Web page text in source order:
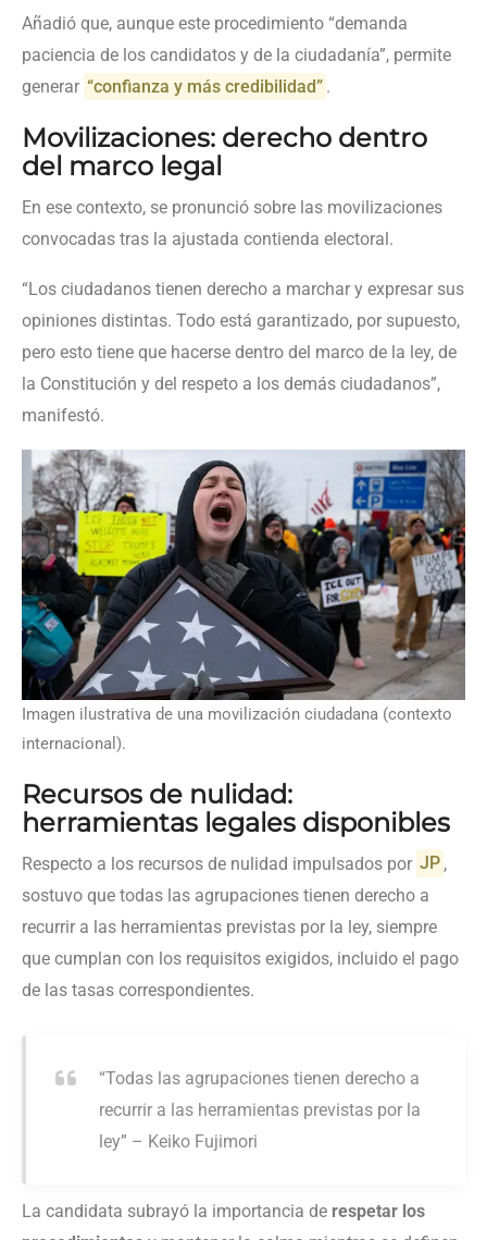
Añadió que, aunque este procedimiento “demanda
paciencia de los candidatos y de la ciudadanía”, permite
generar “confianza y más credibilidad” .
Movilizaciones: derecho dentro
del marco legal
En ese contexto, se pronunció sobre las movilizaciones
convocadas tras la ajustada contienda electoral.
“Los ciudadanos tienen derecho a marchar y expresar sus
opiniones distintas. Todo está garantizado, por supuesto,
pero esto tiene que hacerse dentro del marco de la ley, de
la Constitución y del respeto a los demás ciudadanos”,
manifestó.
Imagen ilustrativa de una movilización ciudadana (contexto
internacional).
Recursos de nulidad:
herramientas legales disponibles
Respecto a los recursos de nulidad impulsados por JP ,
sostuvo que todas las agrupaciones tienen derecho a
recurrir a las herramientas previstas por la ley, siempre
que cumplan con los requisitos exigidos, incluido el pago
de las tasas correspondientes.
“Todas las agrupaciones tienen derecho a
recurrir a las herramientas previstas por la
ley” – Keiko Fujimori
La candidata subrayó la importancia de respetar los